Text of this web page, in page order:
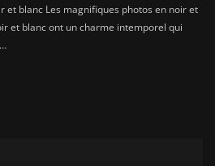
et blanc Les magnifiques photos en noir et
et blanc ont un charme intemporel qui